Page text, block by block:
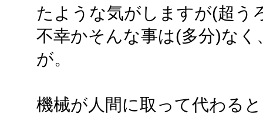
たような気がしますが(超う
不幸かそんな事は(多分)な
が。
機械が人間に取って代わる